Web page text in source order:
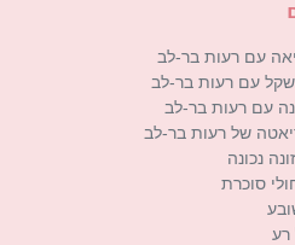
עם רעות בר-לב
עם רעות בר-לב
עם רעות בר-לב
של רעות בר-לב
נכונה
סוכרת
רע